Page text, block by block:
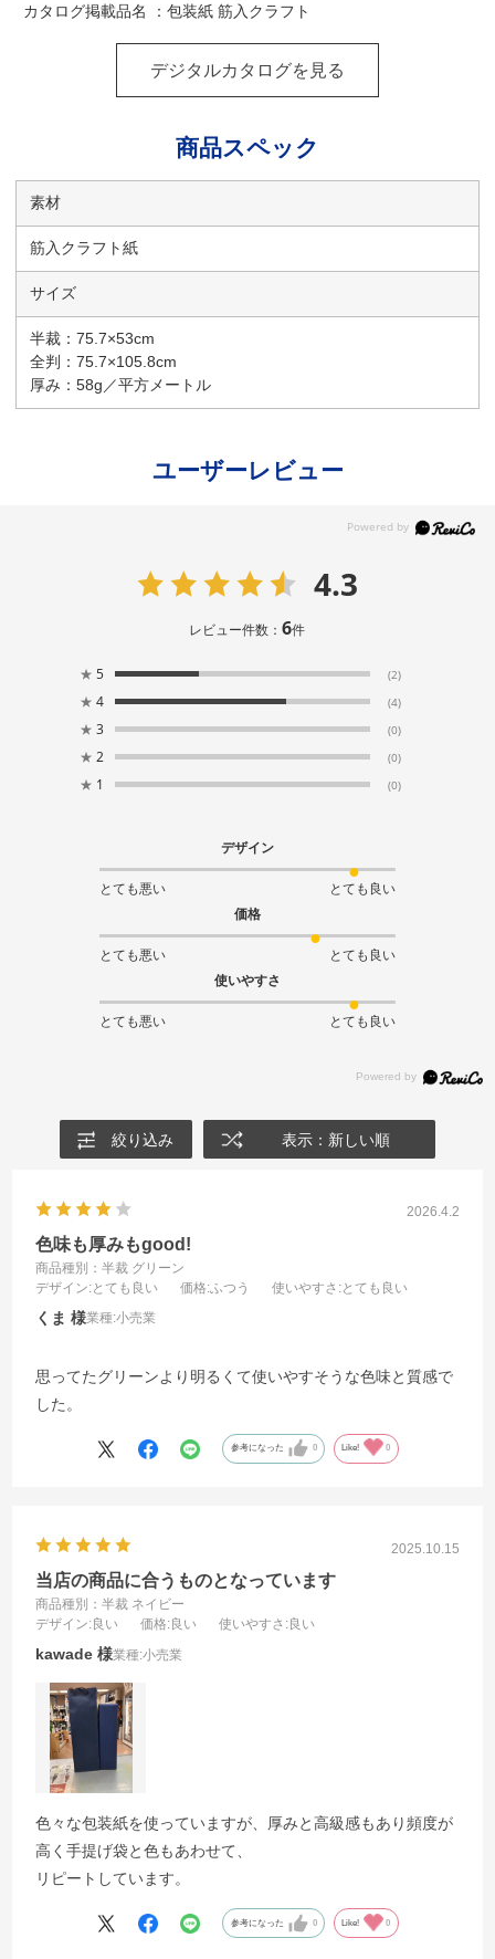
カタログ掲載品名 ：包装紙 筋入クラフト
デジタルカタログを見る
商品スペック
素材
筋入クラフト紙
サイズ
半裁：75.7×53cm
全判：75.7×105.8cm
厚み：58g／平方メートル
ユーザーレビュー
4.3
レビュー件数：6件
★ 5 (2)
★ 4 (4)
★ 3 (0)
★ 2 (0)
★ 1 (0)
デザイン
とても悪い
とても良い
価格
とても悪い
とても良い
使いやすさ
とても悪い とても良い
絞り込み 表示：新しい順
2026.4.2
色味も厚みもgood!
商品種別：半裁 グリーン
デザイン:とても良い 価格:ふつう 使いやすさ :とても良い
くま 業種:小売業
思ってたグリーンより明るくて使いやすそうな色味と質感で
した。
参考になった 0 Like! 0
2025.10.15
当店の商品に合うものとなっています
商品種別：半裁 ネイビー
デザイン:良い 価格:良い 使いやすさ :良い
kawade 業種:小売業
色々な包装紙を使っていますが、厚みと高級感もあり頻度が
高く手提げ袋と色もあわせて、
リピートしています。
参考になった 0 Like! 0